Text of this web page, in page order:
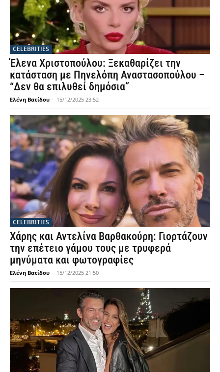
CELEBRITIES
Έλενα Χριστοπούλου: Ξεκαθαρίζει την
κατάσταση με Πηνελόπη Αναστασοπούλου –
“Δεν θα επιλυθεί δημόσια”
Ελένη Βατίδου - 15/12/2025 23:52
CELEBRITIES
Χάρης και Αντελίνα Βαρθακούρη: Γιορτάζουν
την επέτειο γάμου τους με τρυφερά
μηνύματα και φωτογραφίες
Ελένη Βατίδου - 15/12/2025 21:50